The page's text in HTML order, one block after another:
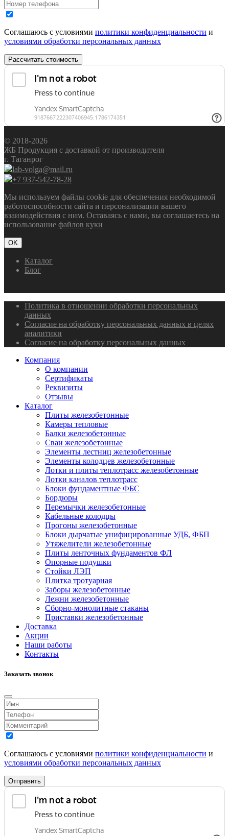
Соглашаюсь с условиями политики конфиденциальности и
условиями обработки персональных данных
Рассчитать стоимость
© 2018-2026
ЖБ Продукция с доставкой от производителя
г. Таганрог
lab-volga@mail.ru
+7 937-542-78-28
Мы используем файлы cookie для обеспечения необходимой
работоспособности сайта и персонализации вашего
взаимодействия с ним. Оставаясь с нами, вы соглашаетесь на
использование файлов куки
OK
Каталог
Блог
Политика в отношении обработки персональных
данных
Согласие на обработку персональных данных в целях
аналитики
Согласие на обработку персональных данных
Компания
О компании
Сертификаты
Реквизиты
Отзывы
Каталог
Плиты железобетонные
Камеры тепловые
Балки железобетонные
Сваи железобетонные
Элементы лестниц железобетонные
Элементы колодцев железобетонные
Лотки и плиты теплотрасс железобетонные
Лотки каналов теплотрасс
Блоки фундаментные ФБС
Бордюры
Перемычки железобетонные
Кабельные колодцы
Прогоны железобетонные
Блоки дырчатые унифицированные УДБ, ФБП
Утяжелители железобетонные
Плиты ленточных фундаментов ФЛ
Опорные подушки
Стойки ЛЭП
Плитка тротуарная
Заборы железобетонные
Лежни железобетонные
Сборно-монолитные стаканы
Приставки железобетонные
Доставка
Акции
Наши работы
Контакты
Заказать звонок
Соглашаюсь с условиями политики конфиденциальности и
условиями обработки персональных данных
Отправить